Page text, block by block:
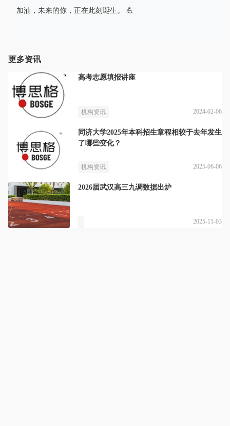
加油，未来的你，正在此刻诞生。 💪
更多资讯
高考志愿填报讲座
机构资讯 2024-02-06
同济大学2025年本科招生章程相较于去年发生
了哪些变化？
机构资讯 2025-06-06
2026届武汉高三九调数据出炉
2025-11-03